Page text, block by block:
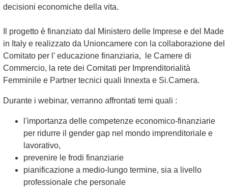
decisioni economiche della vita.
Il progetto è finanziato dal Ministero delle Imprese e del Made
in Italy e realizzato da Unioncamere con la collaborazione del
Comitato per l’ educazione finanziaria, le Camere di
Commercio, la rete dei Comitati per Imprenditorialità
Femminile e Partner tecnici quali Innexta e Si.Camera.
Durante i webinar, verranno affrontati temi quali :
l'importanza delle competenze economico-finanziarie
per ridurre il gender gap nel mondo imprenditoriale e
lavorativo,
prevenire le frodi finanziarie
pianificazione a medio-lungo termine, sia a livello
professionale che personale